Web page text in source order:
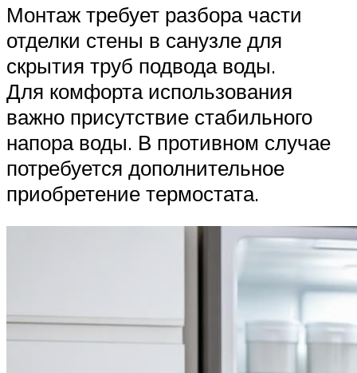
Монтаж требует разбора части
отделки стены в санузле для
скрытия труб подвода воды.
Для комфорта использования
важно присутствие стабильного
напора воды. В противном случае
потребуется дополнительное
приобретение термостата.